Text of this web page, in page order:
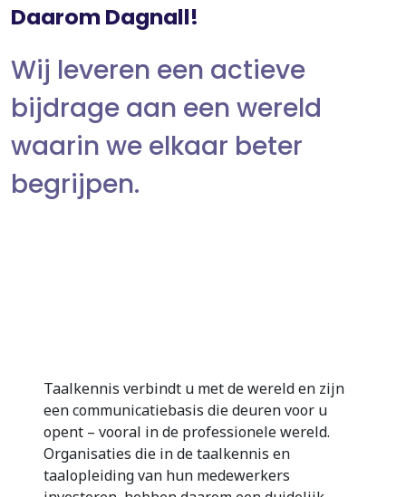
Daarom Dagnall!
Wij leveren een actieve
bijdrage aan een wereld
waarin we elkaar beter
begrijpen.
Taalkennis verbindt u met de wereld en zijn
een communicatiebasis die deuren voor u
opent – vooral in de professionele wereld.
Organisaties die in de taalkennis en
taalopleiding van hun medewerkers